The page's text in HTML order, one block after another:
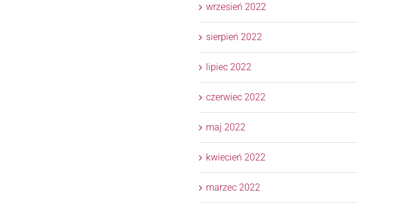
wrzesień 2022
sierpień 2022
lipiec 2022
czerwiec 2022
maj 2022
kwiecień 2022
marzec 2022